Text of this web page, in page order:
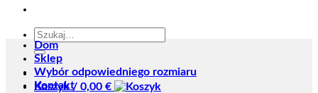
Szukaj:
Koszyk / 0,00 €
Dom
Sklep
Wybór odpowiedniego rozmiaru
Kontakt